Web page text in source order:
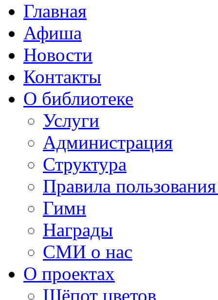
Главная
Афиша
Новости
Контакты
О библиотеке
Услуги
Администрация
Структура
Правила
Гимн
Награды
СМИ о нас
О проектах
Шёпот цветов